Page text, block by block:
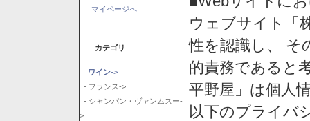
マイページへ
カテゴリ
ワイン->
- フランス->
- シャンパン・ヴァンムスー-
>
ウェブサイト「
性を認識し、 そ
的責務であると
平野屋」は個人
以下のプライバ